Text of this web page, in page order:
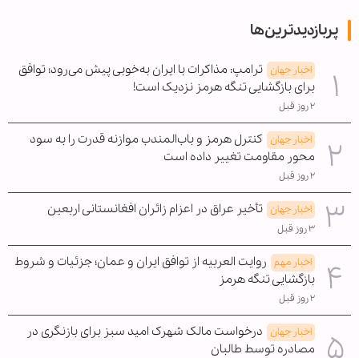
پربازدیدترین‌ها
اخبار جهان ترامپ: مذاکرات با ایران به‌خوبی پیش می‌رود؛ توافق
برای بازگشایی تنگه هرمز نزدیک است!
۲ روز قبل
اخبار جهان کنترل هرمز و باب‌المندب موازنه قدرت را به سود
محور مقاومت تغییر داده است
۲ روز قبل
اخبار جهان تأخیر عراق در اعزام زائران افغانستانی اربعین
۳ روز قبل
اخبار مهم روایت العربیه از توافق ایران و عمان؛ جزئیات و شروط
بازگشایی تنگه هرمز
۲ روز قبل
اخبار جهان درخواست مالک شهرک امید سبز برای بازنگری در
مصادره توسط طالبان